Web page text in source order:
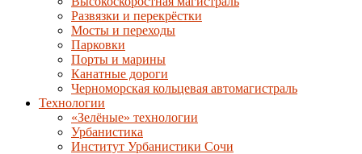
Развязки и перекрёстки
Мосты и переходы
Парковки
Порты и марины
Канатные дороги
Черноморская кольцевая автомагистраль
Технологии
«Зелёные» технологии
Урбанистика
Институт Урбанистики Сочи